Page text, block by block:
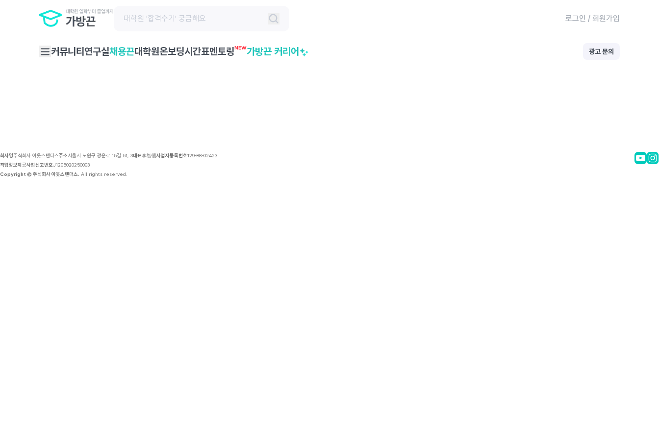
로그인 / 회원가입
커뮤니티 연구실채용끈대학원온보딩시간표멘토링NEW가방끈 커리어 광고 문의
회사명주식회사 아웃스탠더스주소서울시 노원구 광운로 15길 51, 3대표李智優사업자등록번호129-88-02423
직업정보제공사업신고번호J1205020250003
Copyright © 주식회사 아웃스탠더스. All rights reserved.